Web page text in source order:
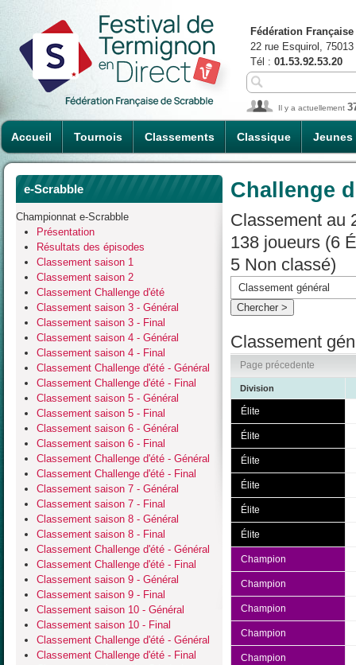
Accueil Tournois Classements Classique Jeunes
Fédération
22 rue Esquirol,
Tél : 01.53.92.53.20
Il y a actuellement
e-Scrabble
Championnat e-Scrabble
Présentation
Résultats des épisodes
Classement saison 1
Classement saison 2
Classement Challenge d'été
Classement saison 3 - Général
Classement saison 3 - Final
Classement saison 4 - Général
Classement saison 4 - Final
Classement Challenge d'été - Général
Classement Challenge d'été - Final
Classement saison 5 - Général
Classement saison 5 - Final
Classement saison 6 - Général
Classement saison 6 - Final
Classement Challenge d'été - Général
Classement Challenge d'été - Final
Classement saison 7 - Général
Classement saison 7 - Final
Classement saison 8 - Général
Classement saison 8 - Final
Classement Challenge d'été - Général
Classement Challenge d'été - Final
Classement saison 9 - Général
Classement saison 9 - Final
Classement saison 10 - Général
Classement saison 10 - Final
Classement Challenge d'été - Général
Classement Challenge d'été - Final
Challenge
Classement au
138 joueurs (6
5 Non classé)
Classement
Page précedente
Division
Élite
Élite
Élite
Élite
Élite
Élite
Champion
Champion
Champion
Champion
Champion